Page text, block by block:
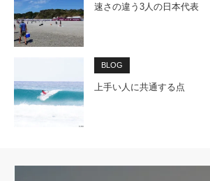
速さの違う3人の日本代表
BLOG
上手い人に共通する点